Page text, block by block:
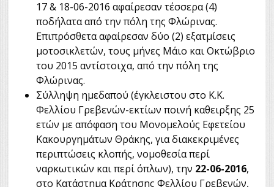
17 & 18-06-2016 αφαίρεσαν τέσσερα (4)
ποδήλατα από την πόλη της Φλώρινας.
Επιπρόσθετα αφαίρεσαν δύο (2) εξατμίσεις
μοτοσικλετών, τους μήνες Μάιο και Οκτώβριο
του 2015 αντίστοιχα, από την πόλη της
Φλώρινας.
Σύλληψη ημεδαπού (έγκλειστου στο Κ.Κ.
Φελλίου Γρεβενών-εκτίων ποινή καθειρξης 25
ετών με απόφαση του Μονομελούς Εφετείου
Κακουργημάτων Θράκης, για διακεκριμένες
περιπτώσεις κλοπής, νομοθεσία περί
ναρκωτικών και περί όπλων), την 22-06-2016,
στο Κατάστημα Κράτησης Φελλίου Γρεβενών,